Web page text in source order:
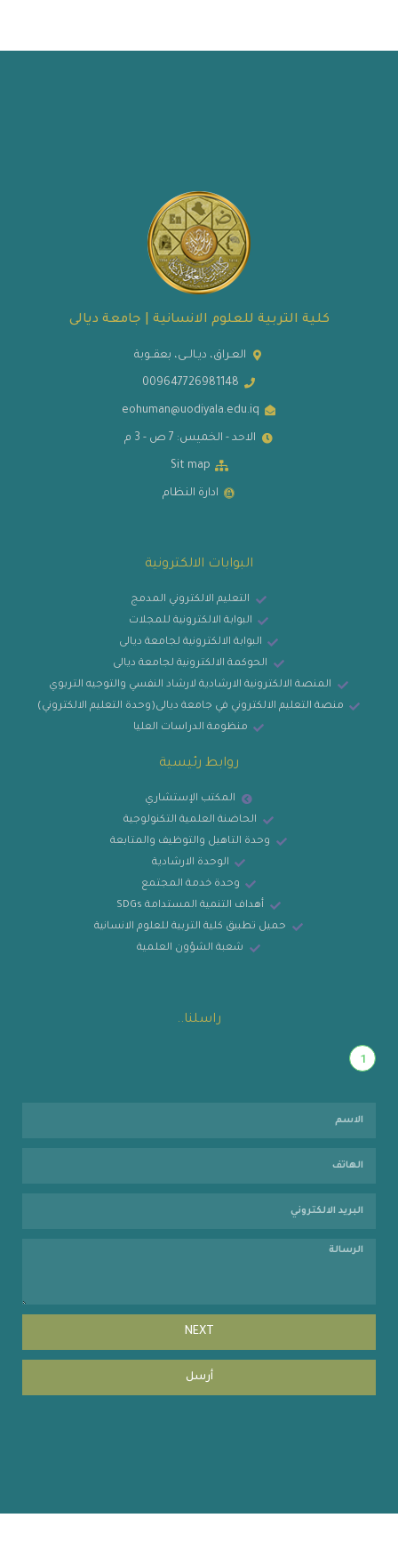
كلية التربية للعلوم الانسانية | جامعة ديالى
العـراق، ديـالــى، بعقــوبة
009647726981148
eohuman@uodiyala.edu.iq
الاحد - الخميس: 7 ص - 3 م
Sit map
ادارة النظام
البوابات الالكترونية
التعليم الالكتروني المدمج
البوابة الالكترونية للمجلات
البوابة الالكترونية لجامعة ديالى
الحوكمة الالكترونية لجامعة ديالى
المنصة الالكترونية الارشادية لارشاد النفسي والتوجيه التربوي
منصة التعليم الالكتروني في جامعة ديالى(وحدة التعليم الالكتروني)
منظومة الدراسات العليا
روابط رئيسية
المكتب الإستشاري
الحاضنة العلمية التكنولوجية
وحدة التاهيل والتوظيف والمتابعة
الوحدة الارشادية
وحدة خدمة المجتمع
أهداف التنمية المستدامة SDGs
حميل تطبيق كلية التربية للعلوم الانسانية
شعبة الشؤون العلمية
راسلنا..
1
NEXT
أرسل